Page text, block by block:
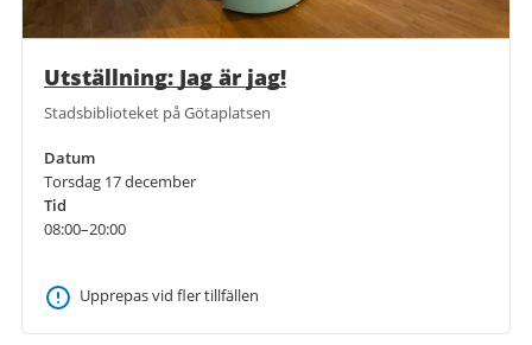
Utställning: Jag är jag!
Stadsbiblioteket på Götaplatsen
Datum
Torsdag 17 december
Tid
08:00–20:00
Upprepas vid fler tillfällen